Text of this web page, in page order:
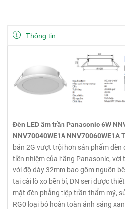
Thông tin
Đèn LED âm trần Panasonic 6W
NNV70040WE1A NNV70060WE1A
bản 2G vượt trội hơn sản phẩm
tiền nhiệm của hãng Panasonic, với
với độ dày 32mm bao gồm nguồn
tai cài lò xo bền bỉ, DN seri được
mặt đèn phẳng tiệp trần thẩm mỹ,
RG0 loại bỏ hoàn toàn ánh sáng